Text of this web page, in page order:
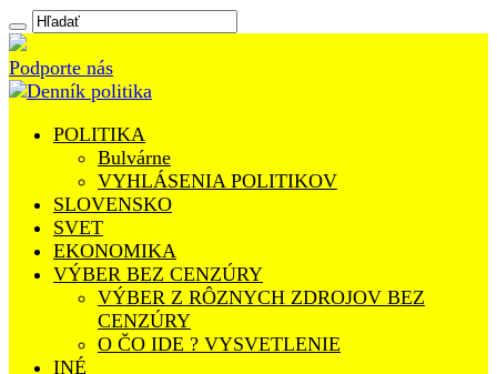
Podporte nás
POLITIKA
Bulvárne
VYHLÁSENIA POLITIKOV
SLOVENSKO
SVET
EKONOMIKA
VÝBER BEZ CENZÚRY
VÝBER Z RÔZNYCH ZDROJOV BEZ
CENZÚRY
O ČO IDE ? VYSVETLENIE
INÉ